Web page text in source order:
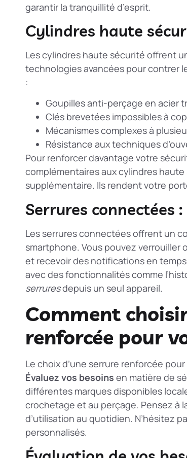
garantir la tranquillité d’esprit.
Cylindres haute
Les cylindres haute sécurité offrent
technologies avancées pour contrer
:
Goupilles anti-perçage en acier
Clés brevetées impossibles à
Mécanismes complexes à
Résistance aux techniques
Pour renforcer davantage votre
complémentaires aux cylindres
supplémentaire. Ils rendent votre
Serrures connectées
Les serrures connectées offrent un
smartphone. Vous pouvez
et recevoir des notifications en
avec des fonctionnalités comme
serruresdepuis un seul appareil.
Comment
renforcée pour
Le choix d’une serrure renforcée
Évaluez vos besoins en matière de
différentes marques disponibles
crochetage et au perçage. Pensez à
d’utilisation au quotidien. N’hésitez
personnalisés.